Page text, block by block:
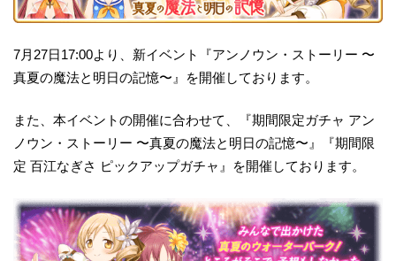
7月27日17:00より、新イベント『アンノウン・ストーリー 〜
真夏の魔法と明日の記憶〜』を開催しております。
また、本イベントの開催に合わせて、『期間限定ガチャ アン
ノウン・ストーリー 〜真夏の魔法と明日の記憶〜』『期間限
定 百江なぎさ ピックアップガチャ』を開催しております。